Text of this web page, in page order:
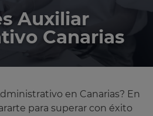
Auxiliar
Canarias
en Canarias? En
para superar con éxito